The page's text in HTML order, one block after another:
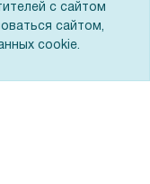
с сайтом
сайтом,
cookie.